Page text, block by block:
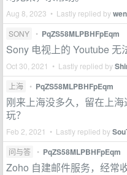
Aug 8, 2023 • Lastly replied by
SONY • PqZS58MLPBHFpEqm
Sony 电视上的 Youtube 无
Oct 30, 2021 • Lastly replied by
上海 • PqZS58MLPBHFpEqm
刚来上海没多久，留在上
玩？
Feb 2, 2021 • Lastly replied by
问与答 • PqZS58MLPBHFpEqm
Zoho 自建邮件服务，经常